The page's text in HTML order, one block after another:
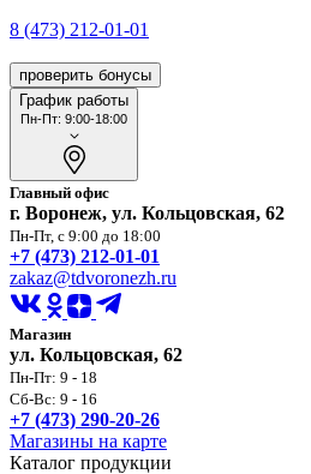
8 (473) 212-01-01
проверить бонусы
График работы
Пн-Пт: 9:00-18:00
Главный офис
г. Воронеж, ул. Кольцовская, 62
Пн-Пт, с 9:00 до 18:00
+7 (473) 212-01-01
zakaz@tdvoronezh.ru
Магазин
ул. Кольцовская, 62
Пн-Пт: 9 - 18
Сб-Вс: 9 - 16
+7 (473) 290-20-26
Магазины на карте
Каталог продукции